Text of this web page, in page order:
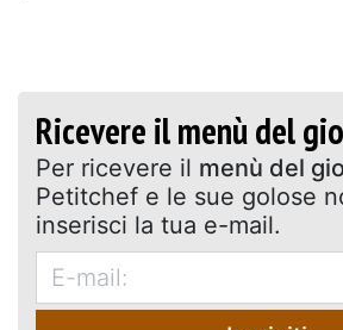
Ricevere il menù del
Per ricevere il menù del
Petitchef e le sue golose
inserisci la tua e-mail.